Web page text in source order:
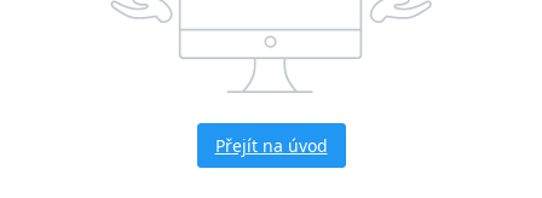
Přejít na úvod